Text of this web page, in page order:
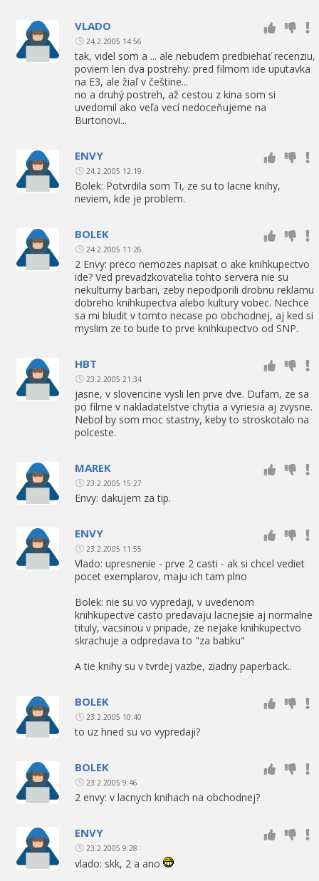
VLADO
24.2.2005 14:56
tak, videl som a ... ale nebudem predbiehať recenziu,
poviem len dva postrehy: pred filmom ide uputavka
na E3, ale žiaľ v češtine...
no a druhý postreh, až cestou z kina som si
uvedomil ako veľa vecí nedoceňujeme na
Burtonovi...
ENVY
24.2.2005 12:19
Bolek: Potvrdila som Ti, ze su to lacne knihy,
neviem, kde je problem.
BOLEK
24.2.2005 11:26
2 Envy: preco nemozes napisat o ake knihkupectvo
ide? Ved prevadzkovatelia tohto servera nie su
nekulturny barbari, zeby nepodporili drobnu reklamu
dobreho knihkupectva alebo kultury vobec. Nechce
sa mi bludit v tomto necase po obchodnej, aj ked si
myslim ze to bude to prve knihkupectvo od SNP.
HBT
23.2.2005 21:34
jasne, v slovencine vysli len prve dve. Dufam, ze sa
po filme v nakladatelstve chytia a vyriesia aj zvysne.
Nebol by som moc stastny, keby to stroskotalo na
polceste.
MAREK
23.2.2005 15:27
Envy: dakujem za tip.
ENVY
23.2.2005 11:55
Vlado: upresnenie - prve 2 casti - ak si chcel vediet
pocet exemplarov, maju ich tam plno
Bolek: nie su vo vypredaji, v uvedenom
knihkupectve casto predavaju lacnejsie aj normalne
tituly, vacsinou v pripade, ze nejake knihkupectvo
skrachuje a odpredava to "za babku"
A tie knihy su v tvrdej vazbe, ziadny paperback..
BOLEK
23.2.2005 10:40
to uz hned su vo vypredaji?
BOLEK
23.2.2005 9:46
2 envy: v lacnych knihach na obchodnej?
ENVY
23.2.2005 9:28
vlado: skk, 2 a ano